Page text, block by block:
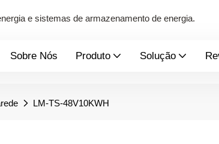
e sistemas de armazenamento de energia.
Sobre Nós Produto Solução
LM-TS-48V10KWH